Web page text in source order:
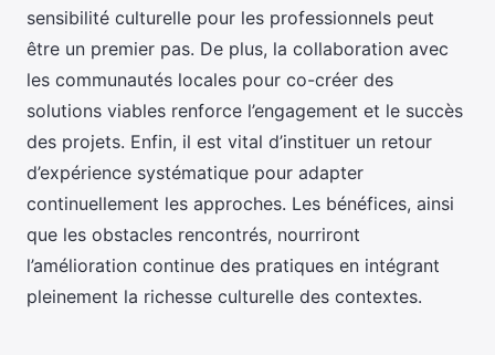
sensibilité culturelle pour les professionnels peut
être un premier pas. De plus, la collaboration avec
les communautés locales pour co-créer des
solutions viables renforce l’engagement et le succès
des projets. Enfin, il est vital d’instituer un retour
d’expérience systématique pour adapter
continuellement les approches. Les bénéfices, ainsi
que les obstacles rencontrés, nourriront
l’amélioration continue des pratiques en intégrant
pleinement la richesse culturelle des contextes.